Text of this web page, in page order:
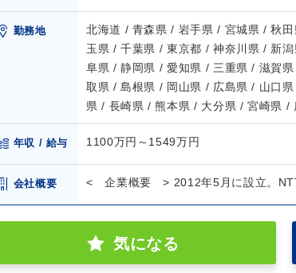
勤務地
北海道 / 青森県 / 岩手県 / 宮城県 / 秋
玉県 / 千葉県 / 東京都 / 神奈川県 / 新
阜県 / 静岡県 / 愛知県 / 三重県 / 滋賀
取県 / 島根県 / 岡山県 / 広島県 / 山口
県 / 長崎県 / 熊本県 / 大分県 / 宮崎県 /
年収 / 給与 1100万円～1549万円
会社概要 < 企業概要 > 2012年5月に設立。
気になる